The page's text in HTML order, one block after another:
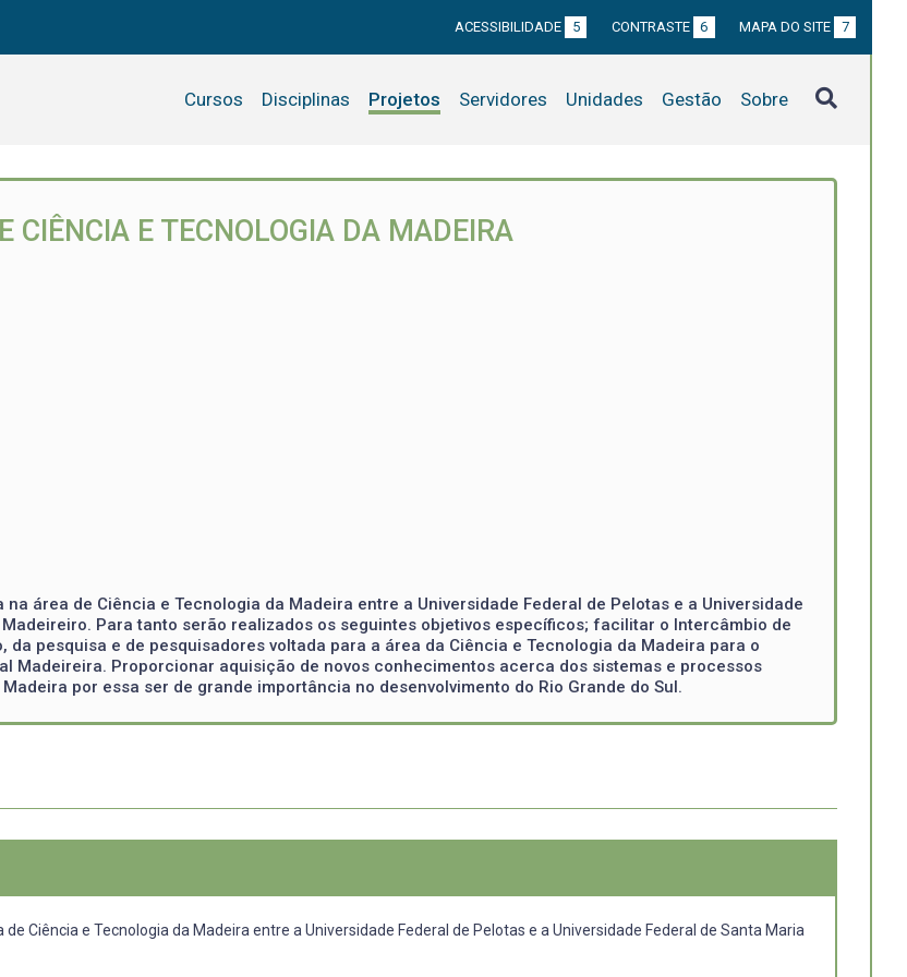
ACESSIBILIDADE 5 CONTRASTE 6 MAPA DO SITE 7
Cursos Disciplinas Projetos Servidores Unidades Gestão Sobre
CIÊNCIA E TECNOLOGIA DA MADEIRA
área de Ciência e Tecnologia da Madeira entre a Universidade Federal de Pelotas e a Universidade
Para tanto serão realizados os seguintes objetivos específicos; facilitar o Intercâmbio de
pesquisa e de pesquisadores voltada para a área da Ciência e Tecnologia da Madeira para o
Madeireira. Proporcionar aquisição de novos conhecimentos acerca dos sistemas e processos
por essa ser de grande importância no desenvolvimento do Rio Grande do Sul.
Ciência e Tecnologia da Madeira entre a Universidade Federal de Pelotas e a Universidade Federal de Santa Maria